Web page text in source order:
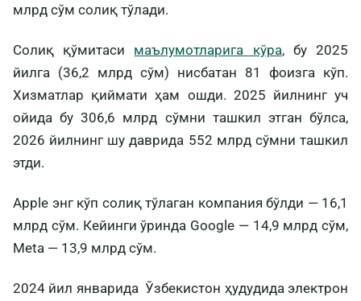
млрд сўм солиқ тўлади.
Солиқ қўмитаси маълумотларига кўра, бу 2025
йилга (36,2 млрд сўм) нисбатан 81 фоизга кўп.
Хизматлар қиймати ҳам ошди. 2025 йилнинг уч
ойида бу 306,6 млрд сўмни ташкил этган бўлса,
2026 йилнинг шу даврида 552 млрд сўмни ташкил
этди.
Apple энг кўп солиқ тўлаган компания бўлди — 16,1
млрд сўм. Кейинги ўринда Google — 14,9 млрд сўм,
Meta — 13,9 млрд сўм.
2024 йил январида Ўзбекистон ҳудудида электрон